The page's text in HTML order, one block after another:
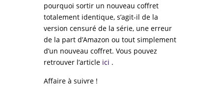
pourquoi sortir un nouveau coffret
totalement identique, s’agit-il de la
version censuré de la série, une erreur
de la part d’Amazon ou tout simplement
d’un nouveau coffret. Vous pouvez
retrouver l’article ici .
Affaire à suivre !